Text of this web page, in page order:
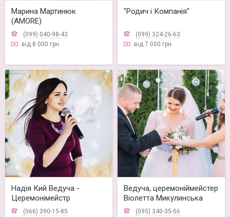
Марина Мартинюк
(AMORE)
(099) 040-98-43
від 8 000 грн.
"Родич і Компанія"
(099) 324-26-63
від 7 000 грн.
Надія Кий Ведуча -
Церемонімейстр
(066) 390-15-85
Ведуча, церемоніймейстер
Віолетта Микулинська
(095) 340-35-56